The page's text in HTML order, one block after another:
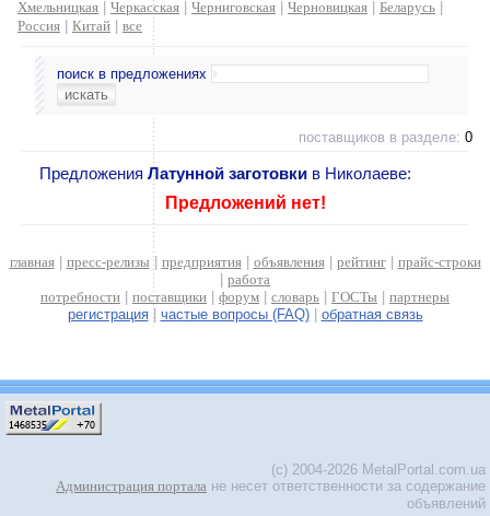
Хмельницкая
Черкасская Черниговская Черновицкая Беларусь
Россия
Китай все
поиск в предложениях
поставщиков в разделе: 0
Предложения Латунной заготовки в Николаеве:
Предложений нет!
главная| пресс-релизы | предприятия| объявления| рейтинг| прайс-строки
работа
потребности
поставщики форум словарь ГОСТы
партнеры
регистрация| частые вопросы (FAQ)| обратная связь
(c) 2004-2026 MetalPortal.com.ua
Администрация портала не несет ответственности за содержание
объявлений